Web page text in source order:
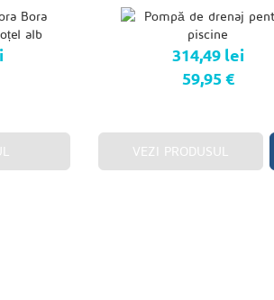
314,49 lei
59,95 €
VEZI PRODUSUL